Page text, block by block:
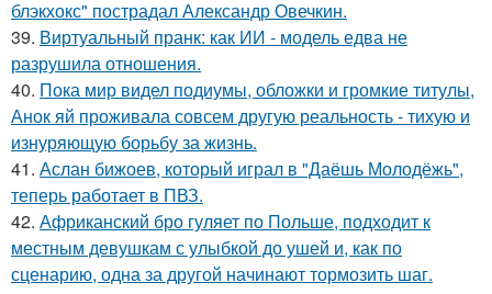
блэкхокс" пострадал Александр Овечкин.
39. Виртуальный пранк: как ИИ - модель едва не
разрушила отношения.
40. Пока мир видел подиумы, обложки и громкие титулы,
Анок яй проживала совсем другую реальность - тихую и
изнуряющую борьбу за жизнь.
41. Аслан бижоев, который играл в "Даёшь Молодёжь",
теперь работает в ПВЗ.
42. Африканский бро гуляет по Польше, подходит к
местным девушкам с улыбкой до ушей и, как по
сценарию, одна за другой начинают тормозить шаг.